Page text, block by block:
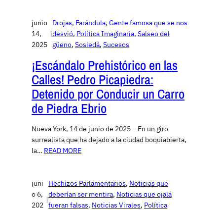
junio
14,
2025
|
Drojas, Farándula, Gente famosa que se nos
desvió, Política Imaginaria, Salseo del
güeno, Sosiedá, Sucesos
¡Escándalo Prehistórico en las
Calles! Pedro Picapiedra:
Detenido por Conducir un Carro
de Piedra Ebrio
Nueva York, 14 de junio de 2025 – En un giro
surrealista que ha dejado a la ciudad boquiabierta,
la… READ MORE
juni
o 6,
202
|
Hechizos Parlamentarios, Noticias que
deberían ser mentira, Noticias que ojalá
fueran falsas, Noticias Virales, Política